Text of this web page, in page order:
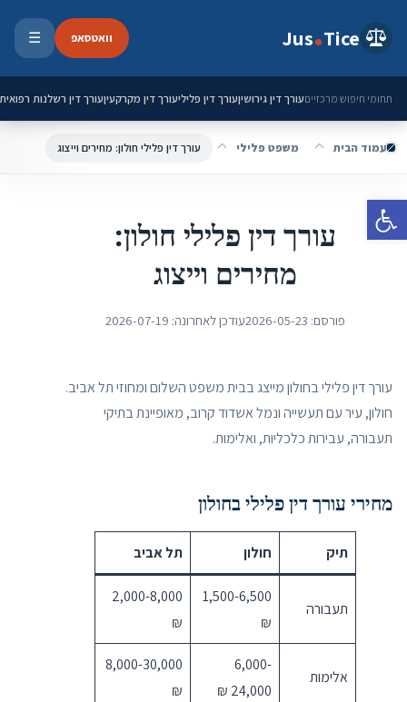
פתח סרגל נגישות
Jus Tice וואטסאפ ☰
תחומי חיפוש מרכזייםעורך דין גירושיןעורך דין פליליעורך דין מקרקעיןעורך דין רשלנות רפואית
עמוד הבית משפט פלילי עורך דין פלילי חולון: מחירים וייצוג
עורך דין פלילי חולון:
מחירים וייצוג
פורסם: 2026-05-23עודכן לאחרונה: 2026-07-19
עורך דין פלילי בחולון מייצג בבית משפט השלום ומחוזי תל אביב.
חולון, עיר עם תעשייה ונמל אשדוד קרוב, מאופיינת בתיקי
תעבורה, עבירות כלכליות, ואלימות.
מחירי עורך דין פלילי בחולון
תיק חולון תל אביב
תעבורה
1,500-6,500
₪
2,000-8,000
₪
אלימות
6,000-
24,000 ₪
8,000-30,000
₪